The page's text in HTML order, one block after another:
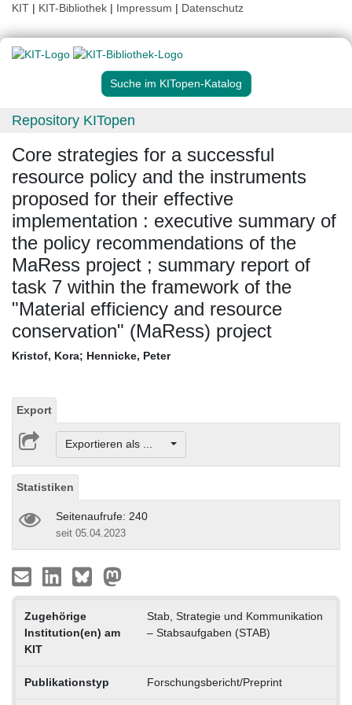
KIT | KIT-Bibliothek | Impressum | Datenschutz
Suche im KITopen-Katalog
Repository KITopen
Core strategies for a successful
resource policy and the instruments
proposed for their effective
implementation : executive summary of
the policy recommendations of the
MaRess project ; summary report of
task 7 within the framework of the
"Material efficiency and resource
conservation" (MaRess) project
Kristof, Kora; Hennicke, Peter
Export
Exportieren als ...
Statistiken
Seitenaufrufe: 240
seit 05.04.2023
Zugehörige
Institution(en) am
KIT
Stab, Strategie und Kommunikation
– Stabsaufgaben (STAB)
Publikationstyp Forschungsbericht/Preprint